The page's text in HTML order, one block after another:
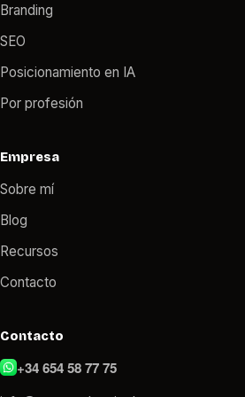
Branding
SEO
Posicionamiento en IA
Por profesión
Empresa
Sobre mí
Blog
Recursos
Contacto
Contacto
+34 654 58 77 75